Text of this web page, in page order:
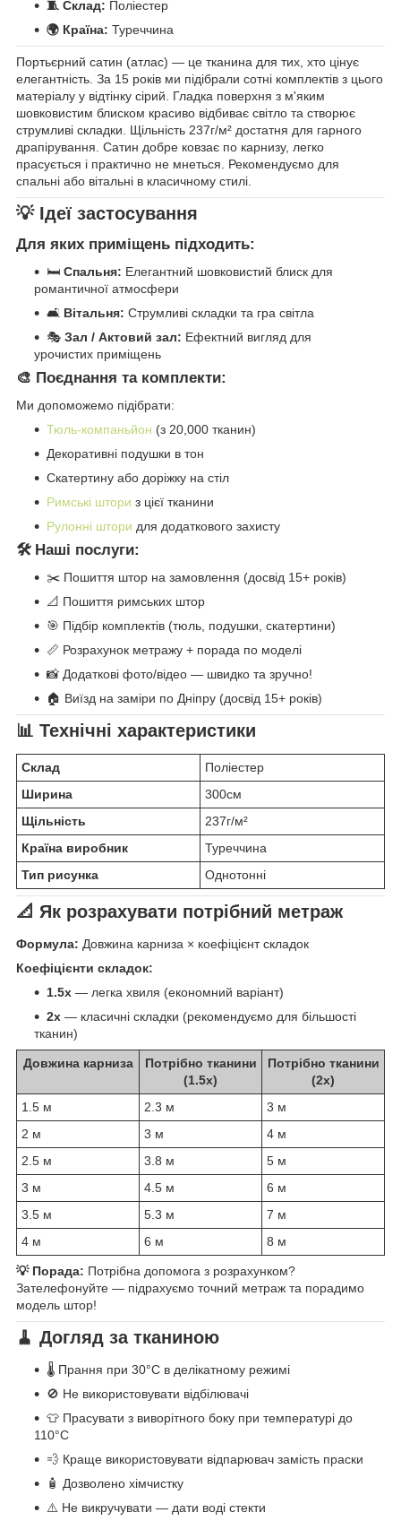
🧵 Склад: Поліестер
🌍 Країна: Туреччина
Портьєрний сатин (атлас) — це тканина для тих, хто цінує
елегантність. За 15 років ми підібрали сотні комплектів з цього
матеріалу у відтінку сірий. Гладка поверхня з м'яким
шовковистим блиском красиво відбиває світло та створює
струмливі складки. Щільність 237г/м² достатня для гарного
драпірування. Сатин добре ковзає по карнизу, легко
прасується і практично не мнеться. Рекомендуємо для
спальні або вітальні в класичному стилі.
💡 Ідеї застосування
Для яких приміщень підходить:
🛏️ Спальня: Елегантний шовковистий блиск для
романтичної атмосфери
🛋️ Вітальня: Струмливі складки та гра світла
🎭 Зал / Актовий зал: Ефектний вигляд для
урочистих приміщень
🎨 Поєднання та комплекти:
Ми допоможемо підібрати:
Тюль-компаньйон (з 20,000 тканин)
Декоративні подушки в тон
Скатертину або доріжку на стіл
Римські штори з цієї тканини
Рулонні штори для додаткового захисту
🛠️ Наші послуги:
✂️ Пошиття штор на замовлення (досвід 15+ років)
📐 Пошиття римських штор
🎯 Підбір комплектів (тюль, подушки, скатертини)
📏 Розрахунок метражу + порада по моделі
📸 Додаткові фото/відео — швидко та зручно!
🏠 Виїзд на заміри по Дніпру (досвід 15+ років)
📊 Технічні характеристики
Склад
Поліестер
Ширина
300см
Щільність
237г/м²
Країна виробник
Туреччина
Тип рисунка
Однотонні
📐 Як розрахувати потрібний метраж
Формула: Довжина карниза × коефіцієнт складок
Коефіцієнти складок:
1.5x — легка хвиля (економний варіант)
2x — класичні складки (рекомендуємо для більшості
тканин)
Довжина карниза
Потрібно тканини
(1.5x)
Потрібно тканини
(2x)
1.5 м
2.3 м
3 м
2 м
3 м
4 м
2.5 м
3.8 м
5 м
3 м
4.5 м
6 м
3.5 м
5.3 м
7 м
4 м
6 м 8 м
💡 Порада: Потрібна допомога з розрахунком?
Зателефонуйте — підрахуємо точний метраж та порадимо
модель штор!
🧹 Догляд за тканиною
🌡️ Прання при 30°C в делікатному режимі
🚫 Не використовувати відбілювачі
👕 Прасувати з виворітного боку при температурі до
110°C
💨 Краще використовувати відпарювач замість праски
🧴 Дозволено хімчистку
⚠️ Не викручувати — дати воді стекти